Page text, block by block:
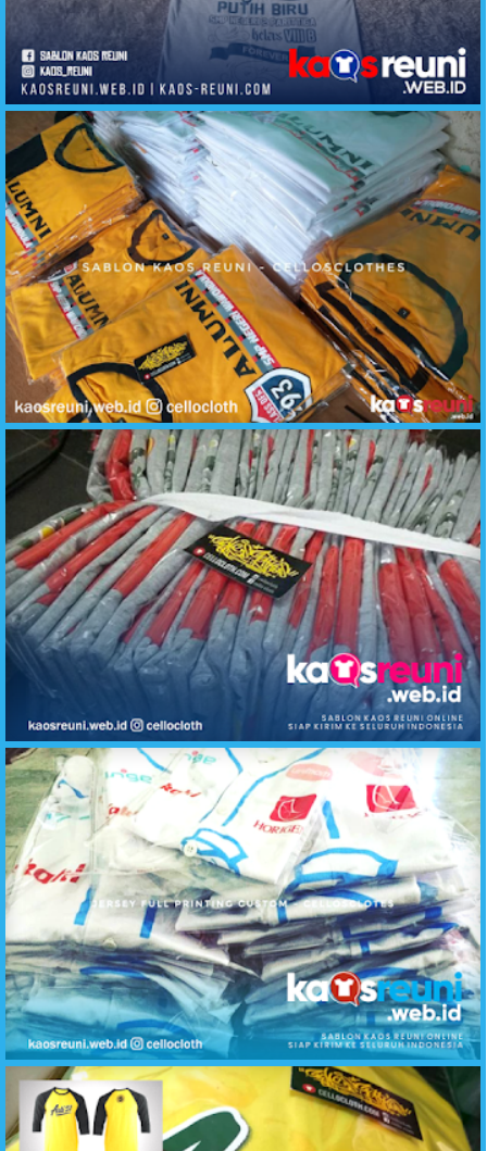
Kaos Reuni Tetap Solid Alumni SMP Negeri 2 Parittiga
Reuni Alumni SMP Negeri - Contoh Desain Kaos Reuni - KaosReuni.web.id
Produksi Baju Reuni Jersey Baseball Full Printing - Kaos Reuni